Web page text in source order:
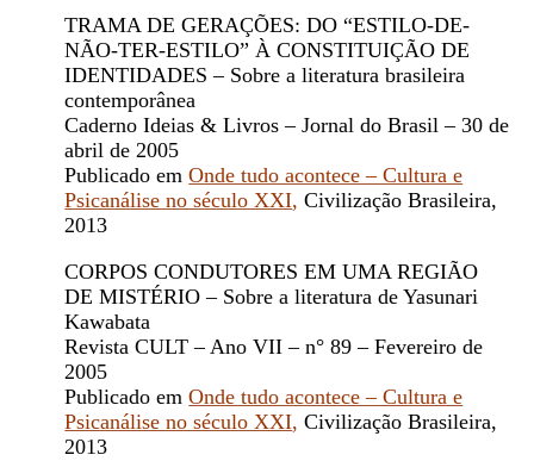
TRAMA DE GERAÇÕES: DO “ESTILO-DE-
NÃO-TER-ESTILO” À CONSTITUIÇÃO DE
IDENTIDADES – Sobre a literatura brasileira
contemporânea
Caderno Ideias & Livros – Jornal do Brasil – 30 de
abril de 2005
Publicado emOnde tudo acontece – Cultura e
Psicanálise no século XXI, Civilização Brasileira,
2013
CORPOS CONDUTORES EM UMA REGIÃO
DE MISTÉRIO – Sobre a literatura de Yasunari
Kawabata
Revista CULT – Ano VII – n° 89 – Fevereiro de
2005
Publicado emOnde tudo acontece – Cultura e
Psicanálise no século XXI, Civilização Brasileira,
2013